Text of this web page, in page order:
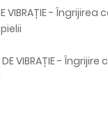
VIBRAȚIE -
DE VIBRAȚIE -